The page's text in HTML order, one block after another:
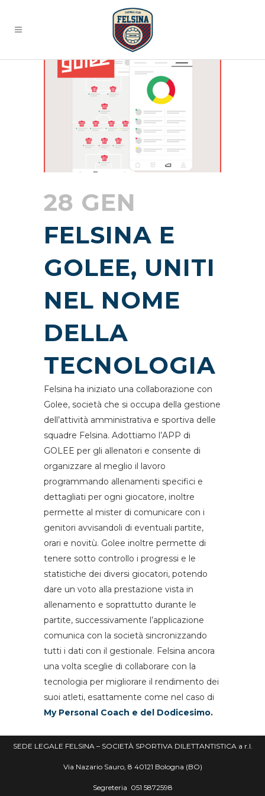
28 GEN
FELSINA E
GOLEE, UNITI
NEL NOME
DELLA
TECNOLOGIA
Felsina ha iniziato una collaborazione con
Golee, società che si occupa della gestione
dell’attività amministrativa e sportiva delle
squadre Felsina. Adottiamo l’APP di
GOLEE per gli allenatori e consente di
organizzare al meglio il lavoro
programmando allenamenti specifici e
dettagliati per ogni giocatore, inoltre
permette al mister di comunicare con i
genitori avvisandoli di eventuali partite,
orari e novitù. Golee inoltre permette di
tenere sotto controllo i progressi e le
statistiche dei diversi giocatori, potendo
dare un voto alla prestazione vista in
allenamento e soprattutto durante le
partite, successivamente l’applicazione
comunica con la società sincronizzando
tutti i dati con il gestionale. Felsina ancora
una volta sceglie di collaborare con la
tecnologia per migliorare il rendimento dei
suoi atleti, esattamente come nel caso di
My Personal Coach e del Dodicesimo.
SEDE LEGALE FELSINA – SOCIETÀ SPORTIVA DILETTANTISTICA a r.l.
Via Nazario Sauro, 8 40121 Bologna (BO)
Segreteria 051 5872598